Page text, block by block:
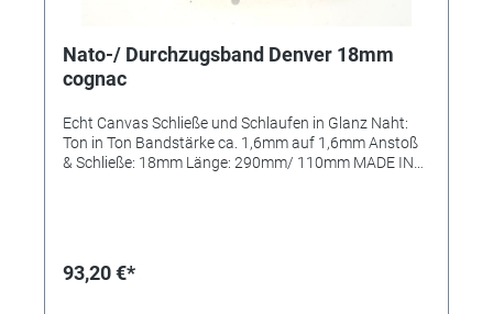
Nato-/ Durchzugsband Denver 18mm
cognac
Echt Canvas Schließe und Schlaufen in Glanz Naht:
Ton in Ton Bandstärke ca. 1,6mm auf 1,6mm Anstoß
& Schließe: 18mm Länge: 290mm/ 110mm MADE IN
93,20 €*